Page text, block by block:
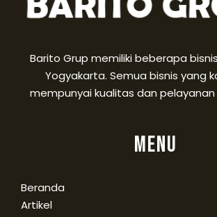
Barito Grup memiliki beberapa
Yogyakarta. Semua bisnis yang
mempunyai kualitas dan
Menu
Beranda
Artikel